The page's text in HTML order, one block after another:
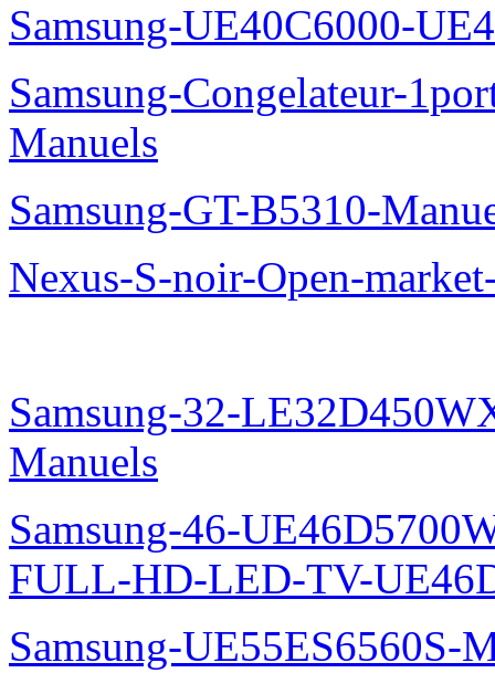
Samsung-UE40C6000-
Samsung-Congelateur-
Manuels
Samsung-GT-B5310-
Nexus-S-noir-Open-
Samsung-32-
Manuels
Samsung-46-
FULL-HD-LED-TV-
Samsung-UE55ES6560S-